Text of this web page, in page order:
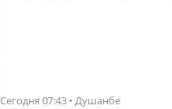
Сегодня 07:43 • Душанбе